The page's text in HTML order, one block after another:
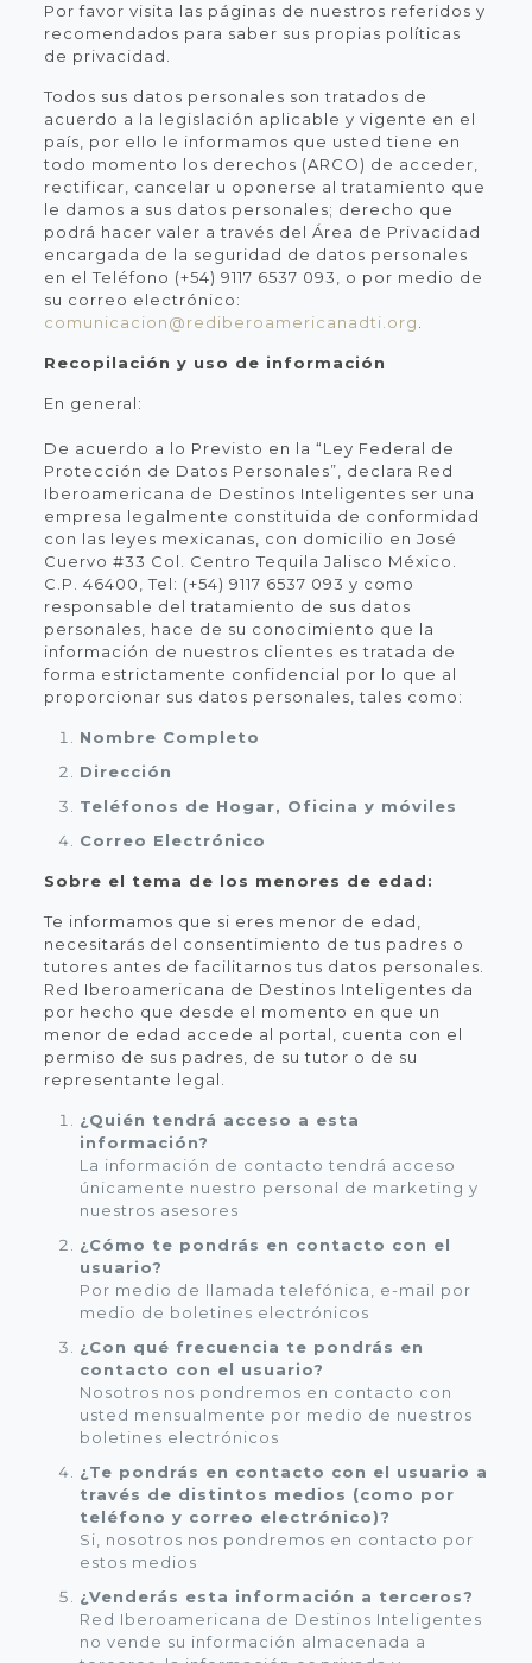
Por favor visita las páginas de nuestros referidos y
recomendados para saber sus propias políticas
de privacidad.
Todos sus datos personales son tratados de
acuerdo a la legislación aplicable y vigente en el
país, por ello le informamos que usted tiene en
todo momento los derechos (ARCO) de acceder,
rectificar, cancelar u oponerse al tratamiento que
le damos a sus datos personales; derecho que
podrá hacer valer a través del Área de Privacidad
encargada de la seguridad de datos personales
en el Teléfono (+54) 9117 6537 093, o por medio de
su correo electrónico:
comunicacion@rediberoamericanadti.org
Recopilación y uso de información
En general:
De acuerdo a lo Previsto en la “Ley Federal de
Protección de Datos Personales”, declara Red
Iberoamericana de Destinos Inteligentes ser una
empresa legalmente constituida de conformidad
con las leyes mexicanas, con domicilio en José
Cuervo #33 Col. Centro Tequila Jalisco México.
C.P. 46400, Tel: (+54) 9117 6537 093 y como
responsable del tratamiento de sus datos
personales, hace de su conocimiento que la
información de nuestros clientes es tratada de
forma estrictamente confidencial por lo que al
proporcionar sus datos personales, tales como:
Nombre Completo
Dirección
Teléfonos de Hogar, Oficina y móviles
Correo Electrónico
Sobre el tema de los menores de edad:
Te informamos que si eres menor de edad,
necesitarás del consentimiento de tus padres o
tutores antes de facilitarnos tus datos personales.
Red Iberoamericana de Destinos Inteligentes da
por hecho que desde el momento en que un
menor de edad accede al portal, cuenta con el
permiso de sus padres, de su tutor o de su
representante legal.
¿Quién tendrá acceso a esta
información?
La información de contacto tendrá acceso
únicamente nuestro personal de marketing y
nuestros asesores
¿Cómo te pondrás en contacto con el
usuario?
Por medio de llamada telefónica, e-mail por
medio de boletines electrónicos
¿Con qué frecuencia te pondrás en
contacto con el usuario?
Nosotros nos pondremos en contacto con
usted mensualmente por medio de nuestros
boletines electrónicos
¿Te pondrás en contacto con el usuario a
través de distintos medios (como por
teléfono y correo electrónico)?
Si, nosotros nos pondremos en contacto por
estos medios
¿Venderás esta información a terceros?
Red Iberoamericana de Destinos Inteligentes
no vende su información almacenada a